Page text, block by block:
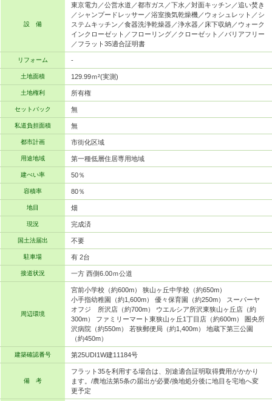
設 備
東京電力／公営水道／都市ガス／下水／対面キッチン／追い焚き
／シャンプードレッサー／浴室換気乾燥機／ウォシュレット／シ
ステムキッチン／食器洗浄乾燥器／浄水器／床下収納／ウォーク
インクローゼット／フローリング／クローゼット／バリアフリー
／フラット35適合証明書
リフォーム -
土地面積 129.99ｍ²(実測)
土地権利 所有権
セットバック 無
私道負担面積 無
都市計画 市街化区域
用途地域 第一種低層住居専用地域
建ぺい率 50％
容積率 80％
地目 畑
現況 完成済
国土法届出 不要
駐車場 有 2台
接道状況 一方 西側6.00ｍ公道
周辺環境
宮前小学校（約600m） 狭山ヶ丘中学校（約650m）
小手指幼稚園（約1,600m） 優々保育園（約250m） スーパーヤ
オフジ 所沢店（約700m） ウエルシア所沢東狭山ヶ丘店（約
300m） ファミリーマート東狭山ヶ丘1丁目店（約600m） 圏央所
沢病院（約550m） 若狭郵便局（約1,400m） 地蔵下第三公園
（約450m）
建築確認番号 第25UDI1W建11184号
備 考
フラット35を利用する場合は、別途適合証明取得費用がかかり
ます。/農地法第5条の届出が必要/換地処分後に地目を宅地へ変
更予定